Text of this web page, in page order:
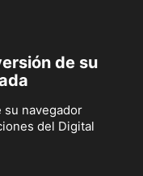
de su
su navegador
del Digital